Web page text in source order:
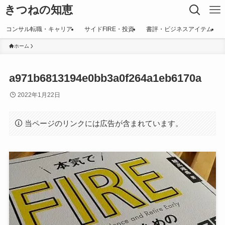
きつねの知恵
コンサル転職・キャリア サイドFIRE・投資 書評・ビジネスアイテム
ホーム
a971b6813194e0bb3a0f264a1eb6170a
2022年1月22日
当ページのリンクには広告が含まれています。